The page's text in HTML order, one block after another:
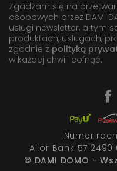
Zgadzam się na
osobowych przez DAMI
usługi newsletter, a tym
produktach, usługach,
zgodnie z polityką
w każdej chwili cofnąć.
Numer
Alior Bank 57 2490
© DAMI DOMO -